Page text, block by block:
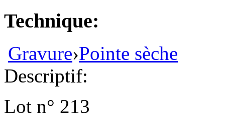
Technique:
Gravure›Pointe sèche
Descriptif:
Lot n° 213